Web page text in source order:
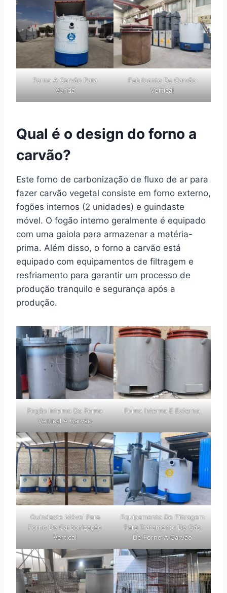
Forno A Carvão Para
Venda
Fabricante De Carvão
Vertical
Qual é o design do forno a
carvão?
Este forno de carbonização de fluxo de ar para
fazer carvão vegetal consiste em forno externo,
fogões internos (2 unidades) e guindaste
móvel. O fogão interno geralmente é equipado
com uma gaiola para armazenar a matéria-
prima. Além disso, o forno a carvão está
equipado com equipamentos de filtragem e
resfriamento para garantir um processo de
produção tranquilo e segurança após a
produção.
Fogão Interno Do Forno
Vertical A Carvão
Forno Interno E Externo
Guindaste Móvel Para
Forno De Carbonização
Vertical
Equipamento De Filtragem
Para Tratamento De Gás
De Forno A Carvão